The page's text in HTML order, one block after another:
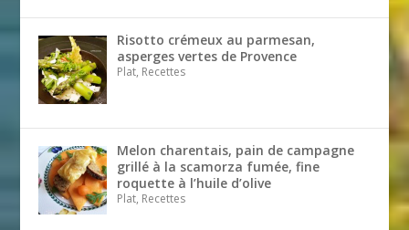
Risotto crémeux au parmesan,
asperges vertes de Provence
Plat, Recettes
Melon charentais, pain de campagne
grillé à la scamorza fumée, fine
roquette à l’huile d’olive
Plat, Recettes